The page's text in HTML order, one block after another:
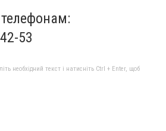
53
необхідний текст і натисніть Ctrl + Enter, щоб